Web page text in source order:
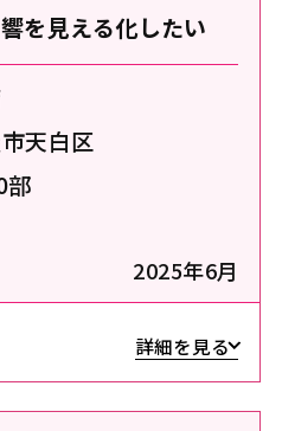
を見える化したい
天白区
部
2025年6月
詳細を見る